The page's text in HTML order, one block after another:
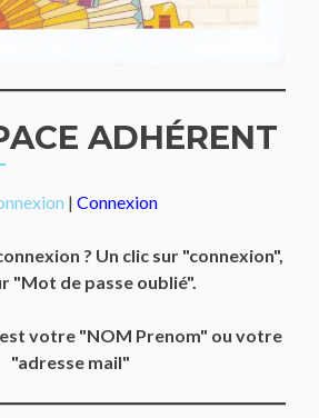
ADHÉRENT
| Connexion
? Un clic sur "connexion",
"Mot de passe oublié".
votre "NOM Prenom" ou votre
"adresse mail"